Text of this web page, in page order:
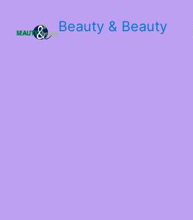
Beauty & Beauty